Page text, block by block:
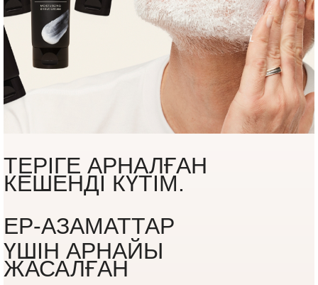
ТЕРІГЕ АРНАЛҒАН
КЕШЕНДІ КҮТІМ.
ЕР-АЗАМАТТАР
ҮШІН АРНАЙЫ
ЖАСАЛҒАН